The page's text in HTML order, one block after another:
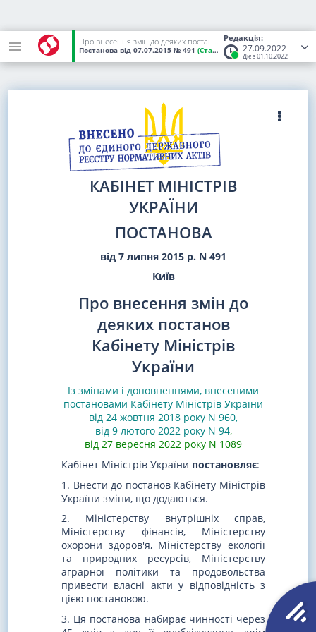
Редакція:
27.09.2022
Діє з 01.10.2022
Про внесення змін до деяких постанов Кабінету Міністрів України
Постанова від 07.07.2015 № 491 (Статус: Чинний)
КАБІНЕТ МІНІСТРІВ
УКРАЇНИ
ПОСТАНОВА
від 7 липня 2015 р. N 491
Київ
Про внесення змін до
деяких постанов
Кабінету Міністрів
України
Із змінами і доповненнями, внесеними
постановами Кабінету Міністрів України
від 24 жовтня 2018 року N 960,
від 9 лютого 2022 року N 94,
від 27 вересня 2022 року N 1089
Кабінет Міністрів України постановляє:
1. Внести до постанов Кабінету Міністрів
України зміни, що додаються.
2. Міністерству внутрішніх справ,
Міністерству фінансів, Міністерству
охорони здоров'я, Міністерству екології
та природних ресурсів, Міністерству
аграрної політики та продовольства
привести власні акти у відповідність з
цією постановою.
3. Ця постанова набирає чинності через